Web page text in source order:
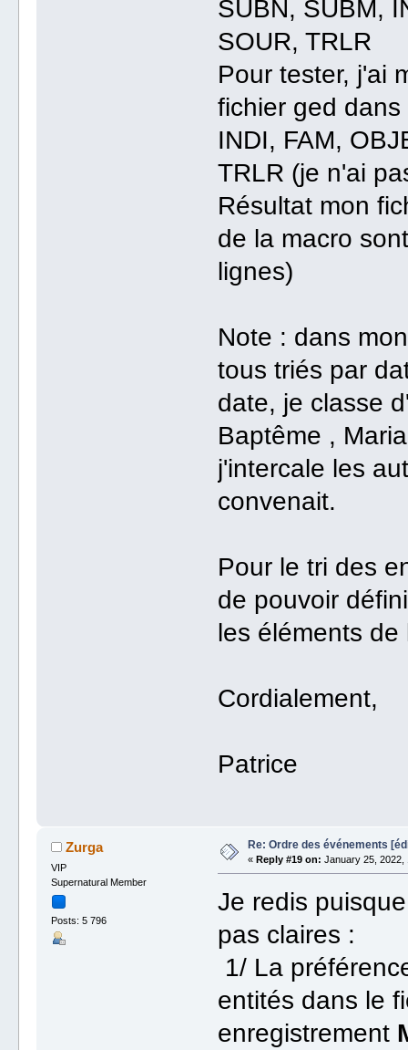
SUBN, SUBM,
SOUR, TRLR
Pour tester, j'ai
fichier ged
INDI, FAM,
TRLR (je n'ai
Résultat mon
de la macro
lignes)
Note : dans
tous triés par
date, je classe
Baptême ,
j'intercale les
convenait.
Pour le tri des
de pouvoir
les éléments de
Cordialement,
Patrice
Zurga
VIP
Supernatural Member
Posts: 5 796
Re: Ordre des événements
« Reply #19 on: January 25, 2022,
Je redis
pas claires :
1/ La
entités dans le
enregistrement